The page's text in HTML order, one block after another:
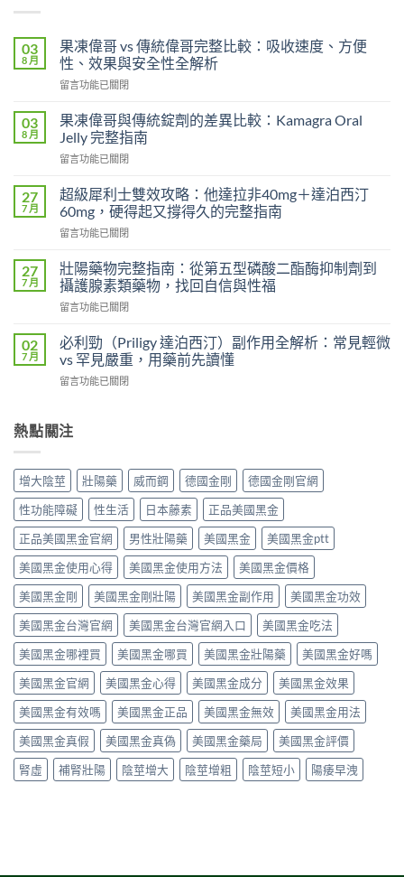
03
8 月
果凍偉哥 vs 傳統偉哥完整比較：吸收速度、方便
性、效果與安全性全解析
在
凍
偉
哥
vs
統
偉
完
比
較：
收
度、
方
便
果
與
全
性
全
解
析〉
中
留言功能已關閉
03
8 月
果凍偉哥與傳統錠劑的差異比較：Kamagra Oral
Jelly 完整指南
在
凍
偉
哥
與
統
錠
劑
的
異
比
Kamagra
完
南〉
中
留言功能已關閉
27
7 月
超級犀利士雙效攻略：他達拉非40mg＋達泊西汀
60mg，硬得起又撐得久的完整指南
在
級
犀
利
士
效
他
非
達
泊
西
汀
60mg，
硬
得
起
又
撐
得
久
的
完
整
指
南〉
中
留言功能已關閉
27
7 月
壯陽藥物完整指南：從第五型磷酸二酯酶抑制劑到
攝護腺素類藥物，找回自信與性福
在
陽
藥
物
完
南：
五
型
磷
酸
二
酯
酶
抑
制
劑
到
攝
護
腺
素
類
藥
物，
找
回
自
留言功能已關閉
02
7 月
必利勁（Priligy 達泊西汀）副作用全解析：常見輕微
vs 罕見嚴重，用藥前先讀懂
在
勁
（Priligy
泊
西
汀）
副
作
用
全
解
析：
常
見
輕
微
vs
罕
見
嚴
重，
用
藥
前
留言功能已關閉
熱點關注
增大陰莖 壯陽藥 威而鋼 德國金剛
德國金剛官網
性功能障礙
性生活 日本藤素
正品美國黑金
正品美國黑金官網
男性壯陽藥 美國黑金
美國黑金ptt
美國黑金使用心得
美國黑金使用方法
美國黑金價格
美國黑金剛
美國黑金剛壯陽 美國黑金副作用
美國黑金功效
美國黑金台灣官網
美國黑金台灣官網入口
美國黑金吃法
美國黑金哪裡買
美國黑金哪買 美國黑金壯陽藥
美國黑金好嗎
美國黑金官網
美國黑金心得 美國黑金成分
美國黑金效果
美國黑金有效嗎
美國黑金正品 美國黑金無效
美國黑金用法
美國黑金真假
美國黑金真偽 美國黑金藥局
美國黑金評價
腎虛
補腎壯陽 陰莖增大 陰莖增粗 陰莖短小 陽痿早洩